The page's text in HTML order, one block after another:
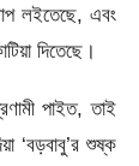
লইতেছে, এবং
দিতেছে।
পাইত, তাই
‘বড়বাবু’র শুষ্ক